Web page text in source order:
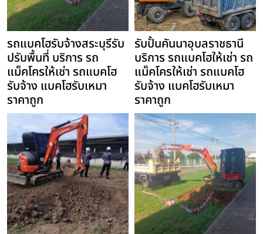
รถแบคโฮรับจ้างสระบุรีรับ
ปรับพื้นที่ บริการ รถ
แม็คโครให้เช่า รถแบคโฮ
รับจ้าง แบคโฮรับเหมา
ราคาถูก
รับปั้นคันนาอุบลราชธานี
บริการ รถแบคโฮให้เช่า รถ
แม็คโครให้เช่า รถแบคโฮ
รับจ้าง แบคโฮรับเหมา
ราคาถูก